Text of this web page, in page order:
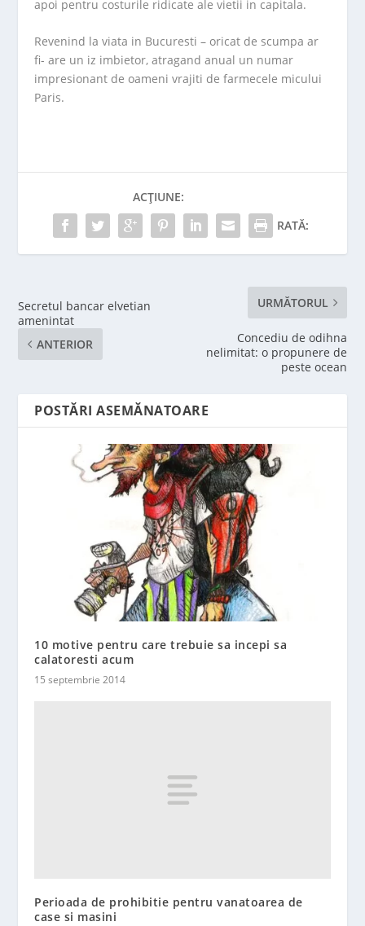
apoi pentru costurile ridicate ale vietii in capitala.
Revenind la viata in Bucuresti – oricat de scumpa ar
fi- are un iz imbietor, atragand anual un numar
impresionant de oameni vrajiti de farmecele micului
Paris.
ACȚIUNE:
RATĂ:
Secretul bancar elvetian
amenintat
ANTERIOR
URMĂTORUL
Concediu de odihna
nelimitat: o propunere de
peste ocean
POSTĂRI ASEMĂNATOARE
10 motive pentru care trebuie sa incepi sa
calatoresti acum
15 septembrie 2014
Perioada de prohibitie pentru vanatoarea de
case si masini